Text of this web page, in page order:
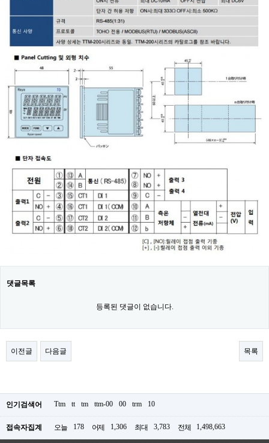
댓글목록
등록된 댓글이 없습니다.
이전글 다음글 목록
인기검색어 Ttm tt tm ttm-00 00 trm 10
접속자집계 오늘 178 어제 1,306 최대 3,783 전체 1,498,663